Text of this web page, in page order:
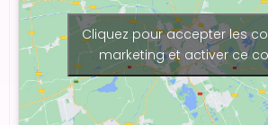
Cliquez pour accepter les
marketing et activer ce